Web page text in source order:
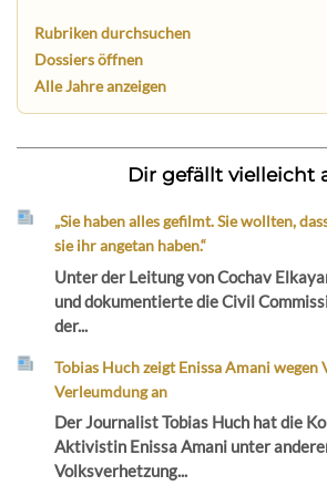
Rubriken durchsuchen
Dossiers öffnen
Alle Jahre anzeigen
Dir gefällt vielleicht
„Sie haben alles gefilmt. Sie wollten,
sie ihr angetan haben.“
Unter der Leitung von Cochav
und dokumentierte die Civil
der...
Tobias Huch zeigt Enissa Amani wegen
Verleumdung an
Der Journalist Tobias Huch hat die
Aktivistin Enissa Amani unter
Volksverhetzung...